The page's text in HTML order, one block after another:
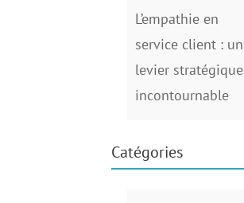
L’empathie en
service client : un
levier stratégique
incontournable
Catégories